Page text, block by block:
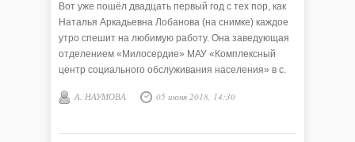
Вот уже пошёл двадцать первый год с тех пор, как
Наталья Аркадьевна Лобанова (на снимке) каждое
утро спешит на любимую работу. Она заведующая
отделением «Милосердие» МАУ «Комплексный
центр социального обслуживания населения» в с.
А. НАУМОВА 05 июня 2018, 14:30